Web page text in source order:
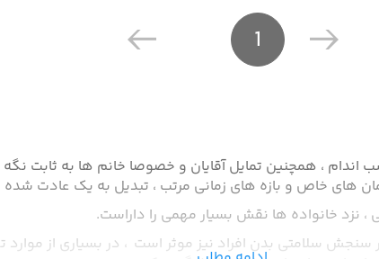
1
اندام ، همچنین تمایل آقایان و خصوصا خانم ها به ثابت
های خاص و بازه های زمانی مرتب ، تبدیل به یک عادت
، نزد خانواده ها نقش بسیار مهمی را داراست.
سنجش سلامتی بدن افراد نیز موثر است ، در بسیاری از موارد